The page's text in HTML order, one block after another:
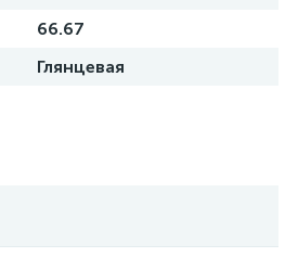
66.67
Глянцевая